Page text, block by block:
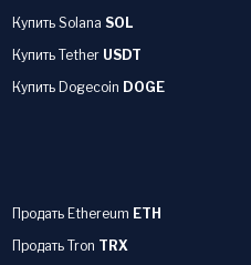
Купить Solana SOL
Купить Tether USDT
Купить Dogecoin DOGE
Продать Ethereum ETH
Продать Tron TRX